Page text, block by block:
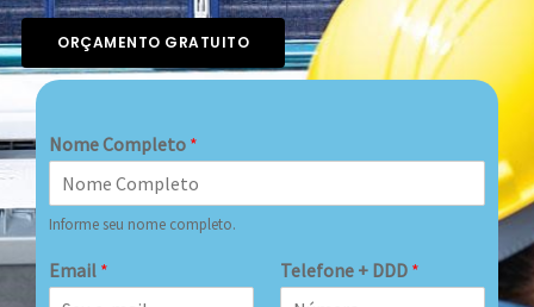
ORÇAMENTO GRATUITO
Nome Completo *
Informe seu nome completo.
Email * Telefone + DDD *